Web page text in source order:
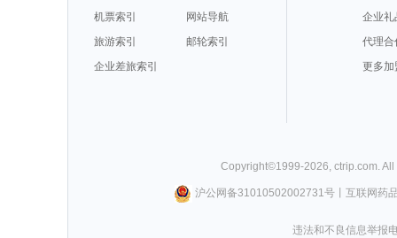
机票索引
网站导航
旅游索引
邮轮索引
企业差旅索引
企业礼
代理合
更多加
Copyright©1999-2026, ctrip.com.
沪公网备31010502002731号丨 互联网药
违法和不良信息举报